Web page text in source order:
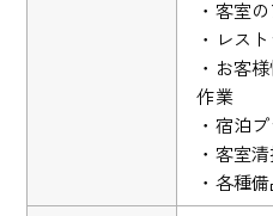
・客室
・レス
・お客
作業
・宿泊
・客室
・各種